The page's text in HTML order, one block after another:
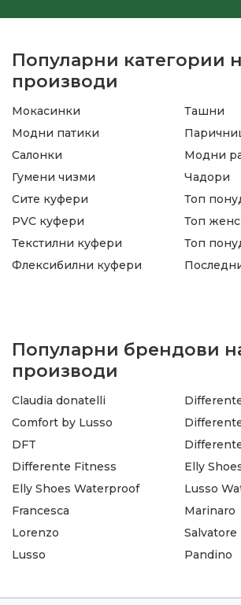
Популарни категории
производи
Мокасинки
Модни патики
Салонки
Гумени чизми
Ташни
Модни
Чадори
Сите куфери
PVC куфери
Текстилни куфери
Флексибилни куфери
Топ
Топ
Топ
Популарни брендови
производи
Claudia donatelli
Comfort by Lusso
DFT
Differente Fitness
Elly
Elly Shoes Waterproof
Francesca
Lorenzo
Lusso
Lusso
Marinaro
Salvatore
Pandino